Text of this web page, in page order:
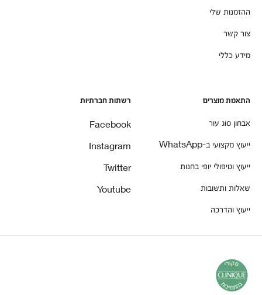
ההזמנות שלי
צור קשר
מידע כללי
התאמת מוצרים
אבחון סוג עור
ייעוץ מקצועי ב-WhatsApp
ייעוץ וטיפולי יופי בחנות
שאלות ותשובות
ייעוץ והדרכה
רשתות חברתיות
Facebook
Instagram
Twitter
Youtube